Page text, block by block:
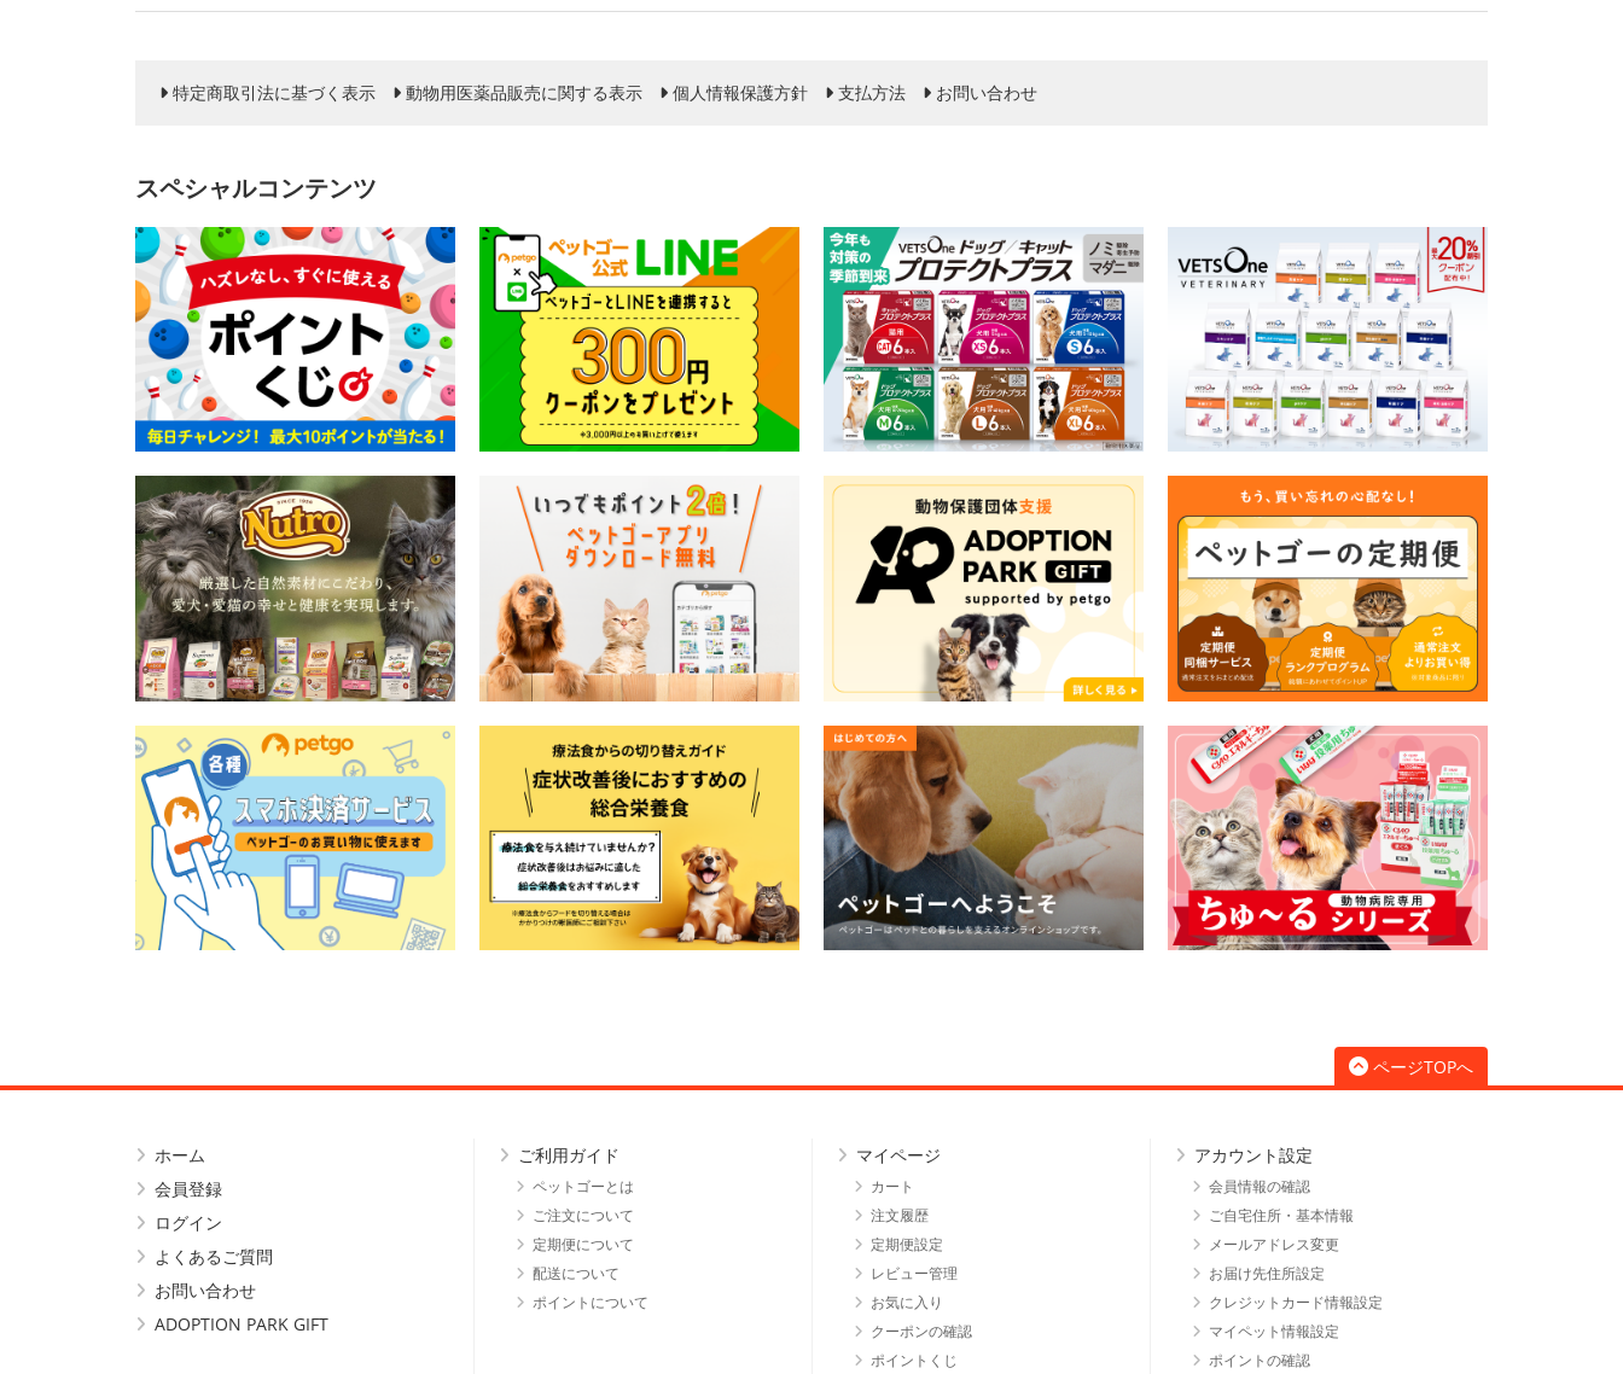
特定商取引法に基づく表示 動物用医薬品販売に関する表示 個人情報保護方針 支払方法 お問い合わせ
スペシャルコンテンツ
ページTOPへ
ホーム
会員登録
ログイン
よくあるご質問
お問い合わせ
ADOPTION PARK GIFT
ご利用ガイド
ペットゴーとは
ご注文について
定期便について
配送について
ポイントについて
マイページ
カート
注文履歴
定期便設定
レビュー管理
お気に入り
クーポンの確認
ポイントくじ
アカウント設定
会員情報の確認
ご自宅住所・基本情報
メールアドレス変更
お届け先住所設定
クレジットカード情報設定
マイペット情報設定
ポイントの確認